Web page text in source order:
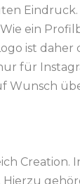
Eindruck.
ein
ist
für
Creation.